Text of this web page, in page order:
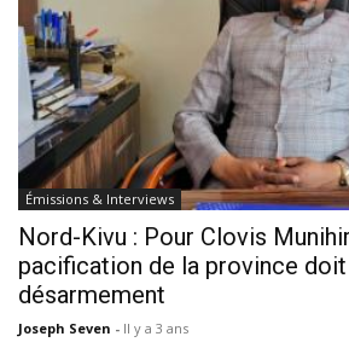
Émissions & Interviews
Nord-Kivu : Pour Clovis
pacification de la province
désarmement
Joseph Seven - Il y a 3 ans